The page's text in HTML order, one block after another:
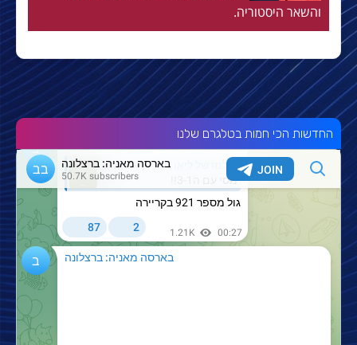
והשאר היסטוריה.
החדשות הכי חמות בטלגרם שלנו